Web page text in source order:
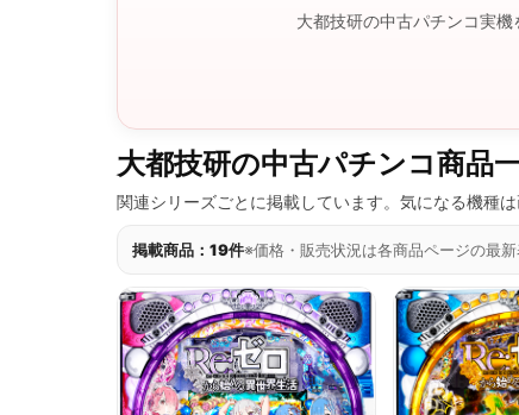
大都技研の中古パチンコ実
大都技研の中古パチンコ商品
関連シリーズごとに掲載しています。気になる機種
掲載商品：19件※価格・販売状況は各商品ページの最新